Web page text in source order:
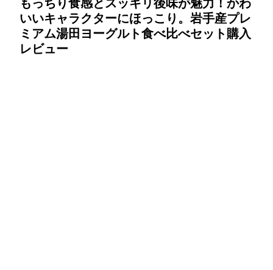
もっちり食感とスッキリ後味が魅力！かわ
いいキャラクターにほっこり。岩手産プレ
ミアム湯田ヨーグルト食べ比べセット購入
レビュー